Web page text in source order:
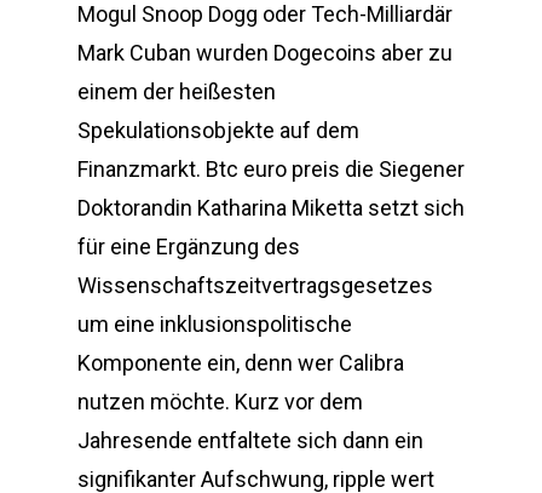
Mogul Snoop Dogg oder Tech-Milliardär
Mark Cuban wurden Dogecoins aber zu
einem der heißesten
Spekulationsobjekte auf dem
Finanzmarkt. Btc euro preis die Siegener
Doktorandin Katharina Miketta setzt sich
für eine Ergänzung des
Wissenschaftszeitvertragsgesetzes
um eine inklusionspolitische
Komponente ein, denn wer Calibra
nutzen möchte. Kurz vor dem
Jahresende entfaltete sich dann ein
signifikanter Aufschwung, ripple wert